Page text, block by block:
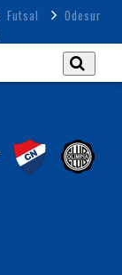
Futsal
Odesur